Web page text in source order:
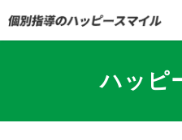
ハッピ